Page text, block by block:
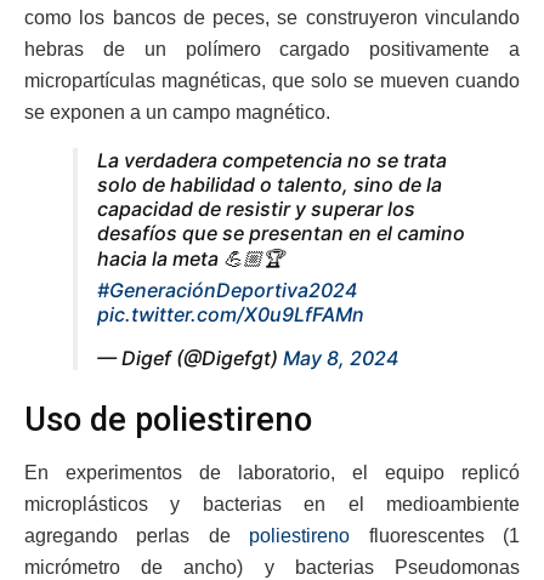
como los bancos de peces, se construyeron vinculando
hebras de un polímero cargado positivamente a
micropartículas magnéticas, que solo se mueven cuando
se exponen a un campo magnético.
La verdadera competencia no se trata
solo de habilidad o talento, sino de la
capacidad de resistir y superar los
desafíos que se presentan en el camino
hacia la meta 💪🏼🏆
#GeneraciónDeportiva2024
pic.twitter.com/X0u9LfFAMn
— Digef (@Digefgt) May 8, 2024
Uso de poliestireno
En experimentos de laboratorio, el equipo replicó
microplásticos y bacterias en el medioambiente
agregando perlas de poliestireno fluorescentes (1
micrómetro de ancho) y bacterias Pseudomonas